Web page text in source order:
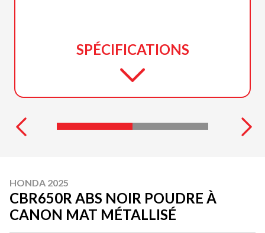
SPÉCIFICATIONS
HONDA 2025
CBR650R ABS NOIR POUDRE À
CANON MAT MÉTALLISÉ